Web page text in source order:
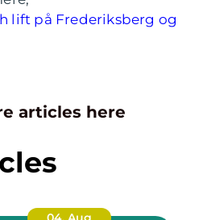
lift på Frederiksberg og
articles here